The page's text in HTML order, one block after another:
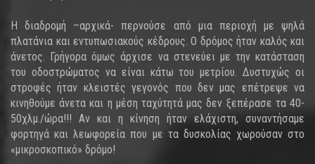
Η διαδρομή –αρχικά- περνούσε από μια περιοχή με ψηλά
πλατάνια και εντυπωσιακούς κέδρους. Ο δρόμος ήταν καλός και
άνετος. Γρήγορα όμως άρχισε να στενεύει με την κατάσταση
του οδοστρώματος να είναι κάτω του μετρίου. Δυστυχώς οι
στροφές ήταν κλειστές γεγονός που δεν μας επέτρεψε να
κινηθούμε άνετα και η μέση ταχύτητά μας δεν ξεπέρασε τα 40-
50χλμ./ώρα!!! Αν και η κίνηση ήταν ελάχιστη, συναντήσαμε
φορτηγά και λεωφορεία που με τα δυσκολίας χωρούσαν στο
«μικροσκοπικό» δρόμο!